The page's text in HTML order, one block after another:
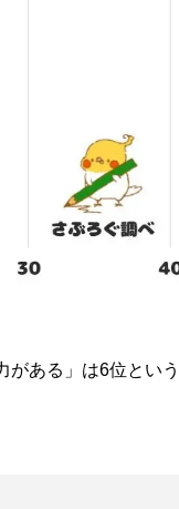
がある」は6位という